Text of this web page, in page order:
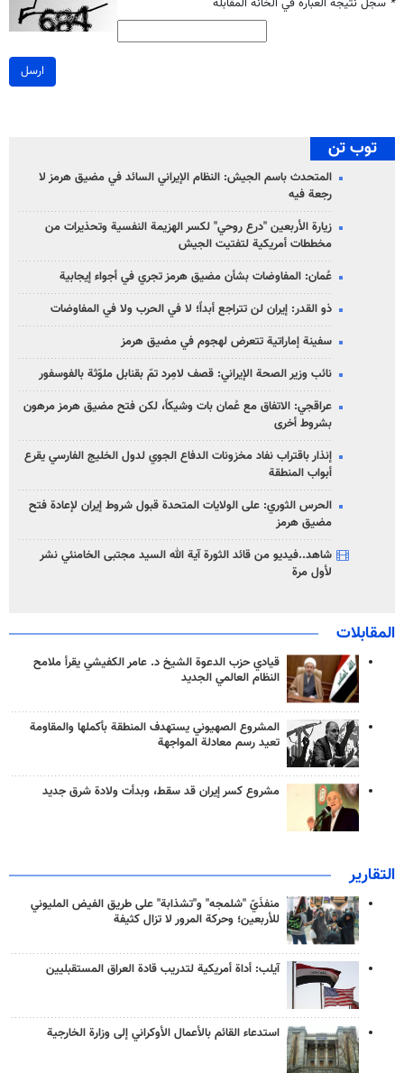
* سجل نتيجة العبارة في الخانة المقابلة
ارسل
توب تن
المتحدث باسم الجيش: النظام الإيراني السائد في مضيق هرمز لا
رجعة فيه
زيارة الأربعين "درع روحي" لكسر الهزيمة النفسية وتحذيرات من
مخططات أمريكية لتفتيت الجيش
عُمان: المفاوضات بشأن مضيق هرمز تجري في أجواء إيجابية
ذو القدر: إيران لن تتراجع أبداً؛ لا في الحرب ولا في المفاوضات
سفينة إماراتية تتعرض لهجوم في مضيق هرمز
نائب وزير الصحة الإيراني: قصف لامِرد تمّ بقنابل ملوّثة بالفوسفور
عراقجي: الاتفاق مع عُمان بات وشيكاً، لكن فتح مضيق هرمز مرهون
بشروط أخرى
إنذار باقتراب نفاد مخزونات الدفاع الجوي لدول الخليج الفارسي يقرع
أبواب المنطقة
الحرس الثوري: على الولايات المتحدة قبول شروط إيران لإعادة فتح
مضيق هرمز
شاهد..فيديو من قائد الثورة آية الله السيد مجتبى الخامنئي نشر
لأول مرة
المقابلات
قيادي حزب الدعوة الشيخ د. عامر الكفيشي يقرأ ملامح
النظام العالمي الجديد
المشروع الصهيوني يستهدف المنطقة بأكملها والمقاومة
تعيد رسم معادلة المواجهة
مشروع كسر إيران قد سقط، وبدأت ولادة شرق جديد
التقارير
منفذَيّ "شلمجه" و"تشذابة" على طريق الفيض المليوني
للأربعين؛ وحركة المرور لا تزال كثيفة
آيلب: أداة أمريكية لتدريب قادة العراق المستقبليين
استدعاء القائم بالأعمال الأوكراني إلى وزارة الخارجية